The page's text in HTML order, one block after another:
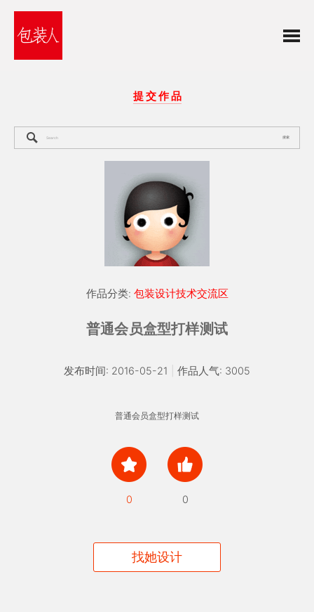
提 交 作 品
搜索
作品分类: 包装设计技术交流区
普通会员盒型打样测试
发布时间: 2016-05-21 作品人气: 3005
普通会员盒型打样测试
0 0
找她设计